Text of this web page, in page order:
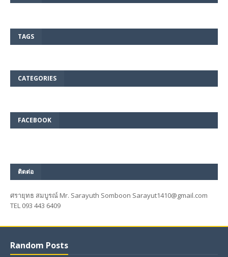
TAGS
CATEGORIES
FACEBOOK
ติดต่อ
ศรายุทธ สมบูรณ์ Mr. Sarayuth Somboon Sarayut1410@gmail.com
TEL 093 443 6409
Random Posts